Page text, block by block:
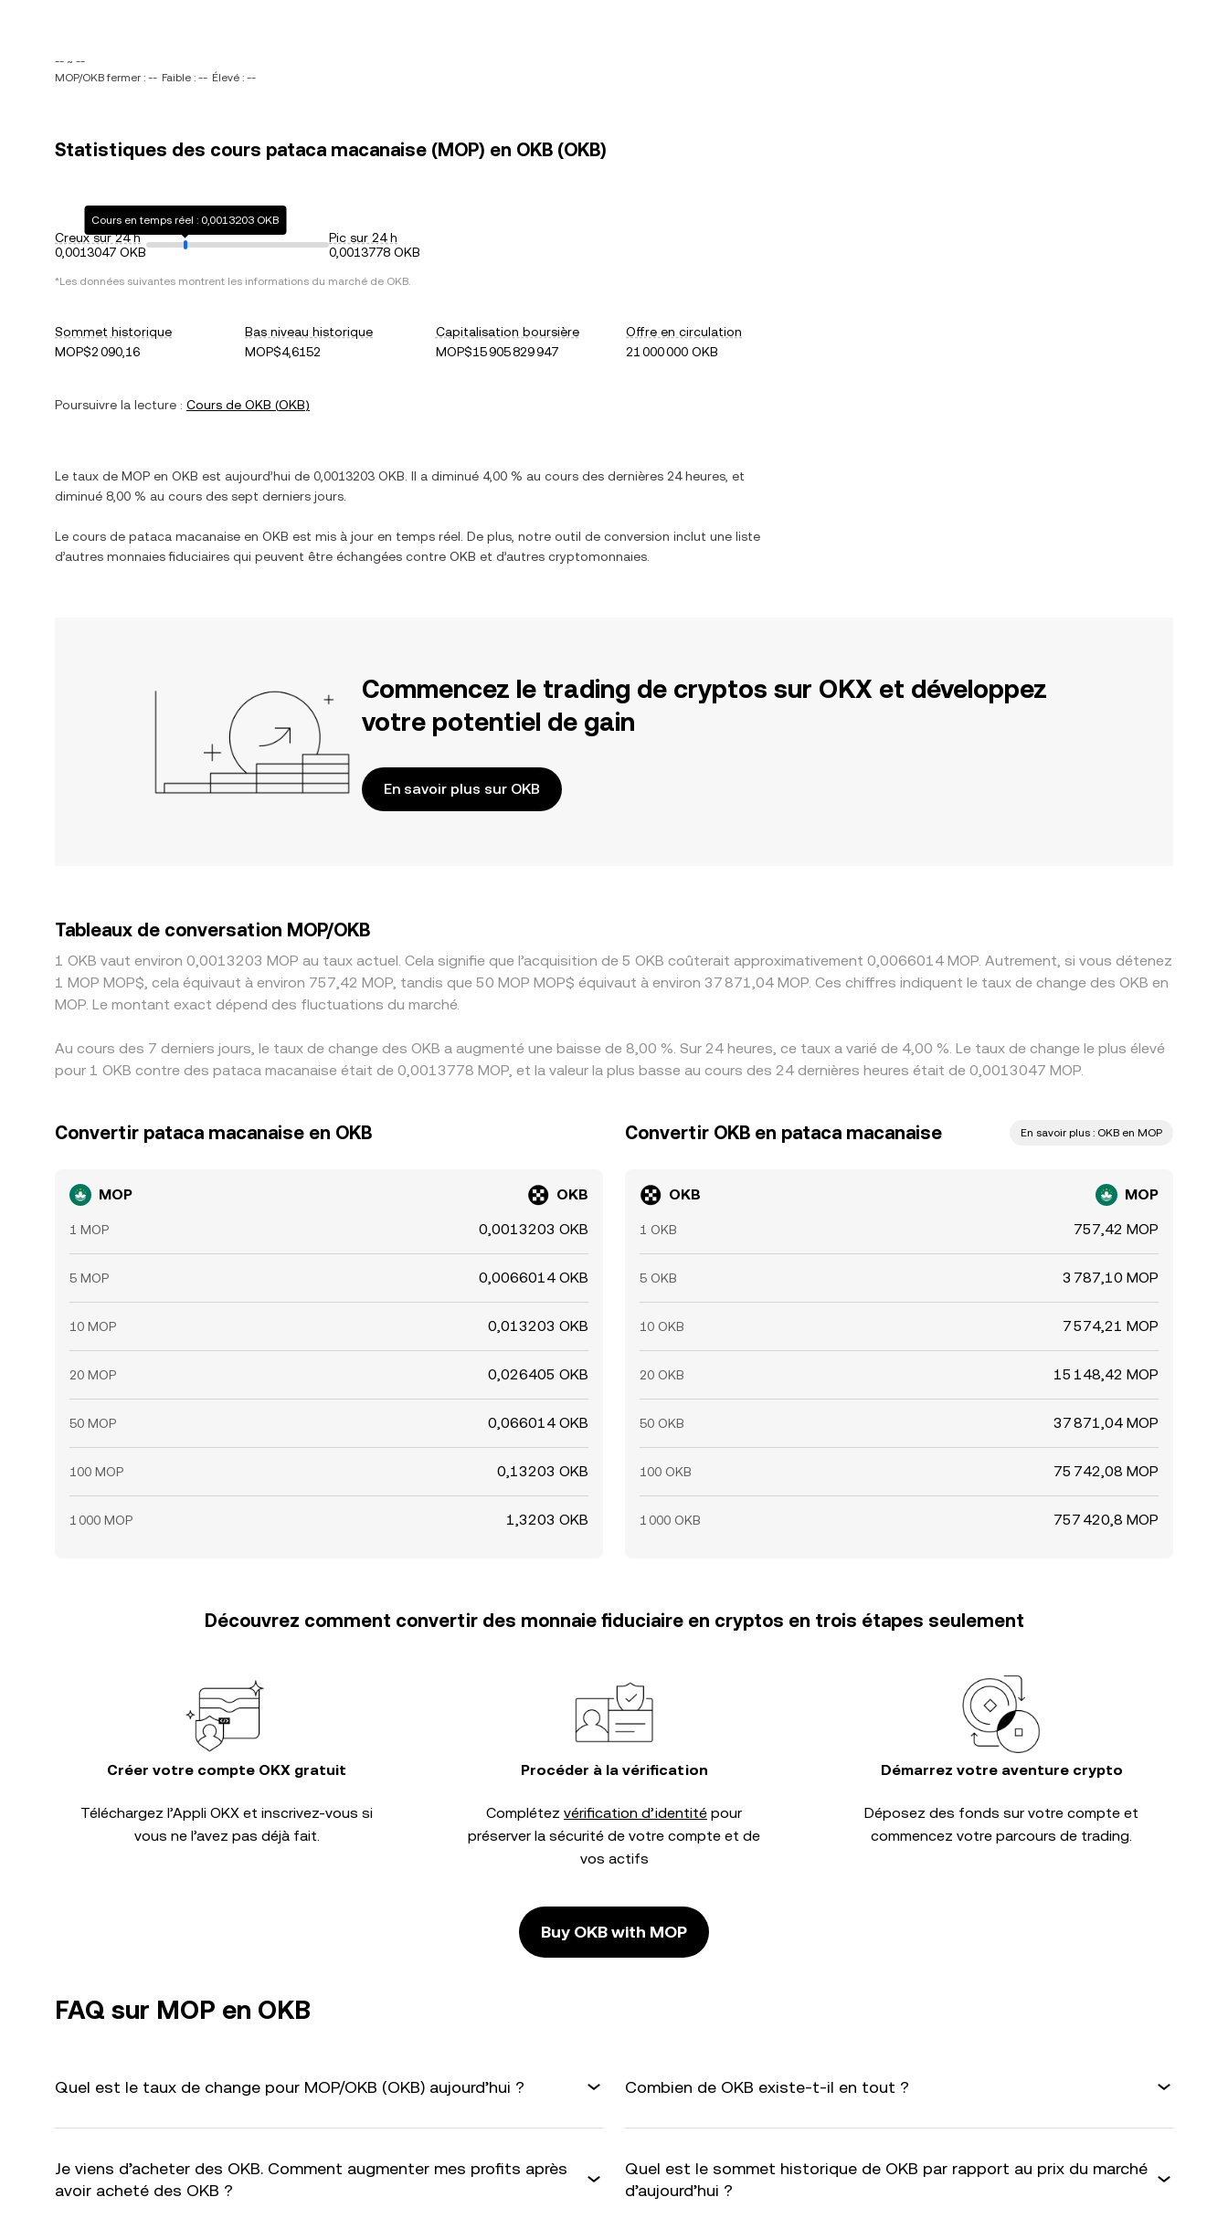
-- ~ --
MOP/OKB fermer : -- Faible : -- Élevé : --
Statistiques des cours pataca macanaise (MOP) en OKB (OKB)
Creux sur 24 h
0,0013047 OKB
Cours en temps réel : 0,0013203 OKB
Pic sur 24 h
0,0013778 OKB
*Les données suivantes montrent les informations du marché de OKB.
Sommet historique
MOP$2 090,16
Bas niveau historique
MOP$4,6152
Capitalisation boursière
MOP$15 905 829 947
Offre en circulation
21 000 000 OKB
Poursuivre la lecture : Cours de OKB (OKB)
Le taux de MOP en OKB est aujourd’hui de 0,0013203 OKB . Il a diminué 4,00 % au cours des dernières 24 heures, et
diminué 8,00 % au cours des sept derniers jours.
Le cours de pataca macanaise en OKB est mis à jour en temps réel. De plus, notre outil de conversion inclut une liste
d’autres monnaies fiduciaires qui peuvent être échangées contre OKB et d’autres cryptomonnaies.
Commencez le trading de cryptos sur OKX et développez
votre potentiel de gain
En savoir plus sur OKB
Tableaux de conversation MOP/OKB
1 OKB vaut environ 0,0013203 MOP au taux actuel. Cela signifie que l’acquisition de 5 OKB coûterait approximativement 0,0066014 MOP. Autrement, si vous détenez
1 MOP MOP$, cela équivaut à environ 757,42 MOP, tandis que 50 MOP MOP$ équivaut à environ 37 871,04 MOP. Ces chiffres indiquent le taux de change des OKB en
MOP. Le montant exact dépend des fluctuations du marché.
Au cours des 7 derniers jours, le taux de change des OKB a augmenté une baisse de 8,00 %. Sur 24 heures, ce taux a varié de 4,00 %. Le taux de change le plus élevé
pour 1 OKB contre des pataca macanaise était de 0,0013778 MOP, et la valeur la plus basse au cours des 24 dernières heures était de 0,0013047 MOP.
Convertir pataca macanaise en OKB
MOP OKB
1 MOP 0,0013203 OKB
5 MOP 0,0066014 OKB
10 MOP 0,013203 OKB
20 MOP 0,026405 OKB
50 MOP 0,066014 OKB
100 MOP 0,13203 OKB
1 000 MOP 1,3203 OKB
Convertir OKB en pataca macanaise En savoir plus : OKB en MOP
OKB MOP
1 OKB 757,42 MOP
5 OKB 3 787,10 MOP
10 OKB 7 574,21 MOP
20 OKB 15 148,42 MOP
50 OKB 37 871,04 MOP
100 OKB 75 742,08 MOP
1 000 OKB 757 420,8 MOP
Découvrez comment convertir des monnaie fiduciaire en cryptos en trois étapes seulement
Créer votre compte OKX gratuit
Téléchargez l’Appli OKX et inscrivez-vous si
vous ne l’avez pas déjà fait.
Procéder à la vérification
Complétez vérification d’identité pour
préserver la sécurité de votre compte et de
vos actifs
Démarrez votre aventure crypto
Déposez des fonds sur votre compte et
commencez votre parcours de trading.
Buy OKB with MOP
FAQ sur MOP en OKB
Quel est le taux de change pour MOP/OKB (OKB) aujourd’hui ? Combien de OKB existe-t-il en tout ?
Je viens d’acheter des OKB. Comment augmenter mes profits après
avoir acheté des OKB ?
Quel est le sommet historique de OKB par rapport au prix du marché
d’aujourd’hui ?